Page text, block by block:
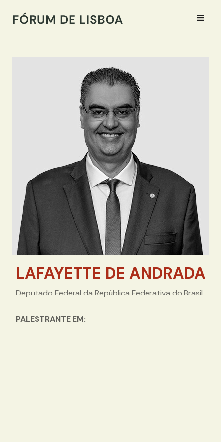
LAFAYETTE DE ANDRADA
Deputado Federal da República Federativa do Brasil
PALESTRANTE EM: